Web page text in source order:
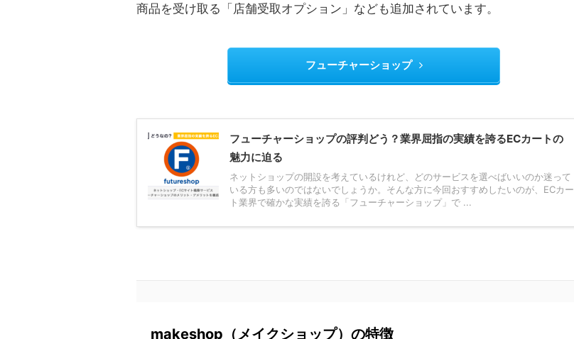
商品を受け取る「店舗受取オプション」なども追加されています。
フューチャーショップ
フューチャーショップの評判どう？業界屈指の実績を誇るECカートの
魅力に迫る
ネットショップの開設を考えているけれど、どのサービスを選べばいいのか迷って
いる方も多いのではないでしょうか。そんな方に今回おすすめしたいのが、ECカー
ト業界で確かな実績を誇る「フューチャーショップ」で ...
makeshop（メイクショップ）の特徴